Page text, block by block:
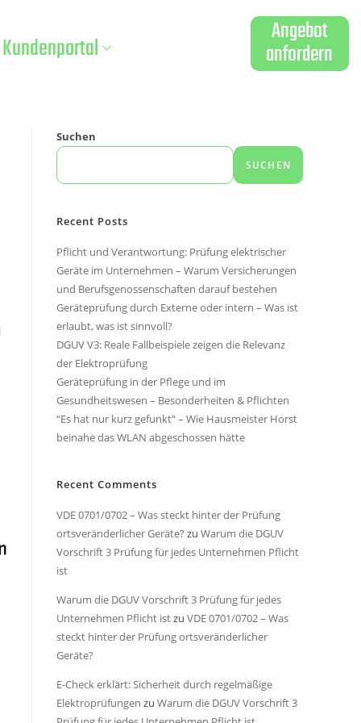
Kundenportal Angebot
anfordern
Suchen
SUCHEN
Recent Posts
Pflicht und Verantwortung: Prüfung elektrischer
Geräte im Unternehmen – Warum Versicherungen
und Berufsgenossenschaften darauf bestehen
Geräteprüfung durch Externe oder intern – Was ist
erlaubt, was ist sinnvoll?
DGUV V3: Reale Fallbeispiele zeigen die Relevanz
der Elektroprüfung
Geräteprüfung in der Pflege und im
Gesundheitswesen – Besonderheiten & Pflichten
“Es hat nur kurz gefunkt“ – Wie Hausmeister Horst
beinahe das WLAN abgeschossen hätte
Recent Comments
VDE 0701/0702 – Was steckt hinter der Prüfung
ortsveränderlicher Geräte? zu Warum die DGUV
Vorschrift 3 Prüfung für jedes Unternehmen Pflicht
ist
Warum die DGUV Vorschrift 3 Prüfung für jedes
Unternehmen Pflicht istzu VDE 0701/0702 – Was
steckt hinter der Prüfung ortsveränderlicher
Geräte?
E-Check erklärt: Sicherheit durch regelmäßige
Elektroprüfungen zu Warum die DGUV Vorschrift 3